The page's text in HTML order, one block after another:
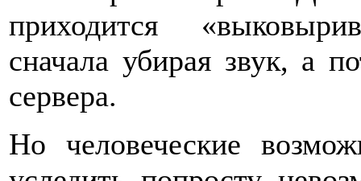
приходится
сначала убирая звук, а
сервера.
Но человеческие